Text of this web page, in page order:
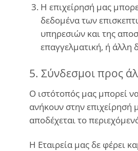
Η επιχείρησή μας
δεδομένα των
υπηρεσιών και της
επαγγελματική, ή
5. Σύνδεσμοι προς
Ο ιστότοπός μας μπορεί
ανήκουν στην επιχείρησή
αποδέχεται το
Η Εταιρεία μας δε φέρει